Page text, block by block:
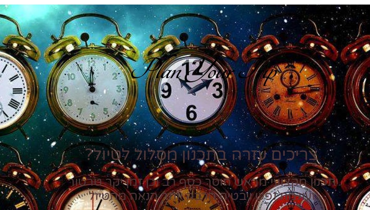
Plan Your Trip
צריכים עזרה בתכנון מסלול לטיול?
תכנון מקצועי מראש חוסך כסף רב וכן זמן יקר טרטור
ועוגמת נפש ויבטיח הרבה יותר הנאה מהטיול